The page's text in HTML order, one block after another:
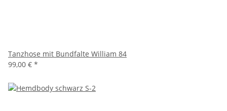
Tanzhose mit Bundfalte William 84
99,00 € *